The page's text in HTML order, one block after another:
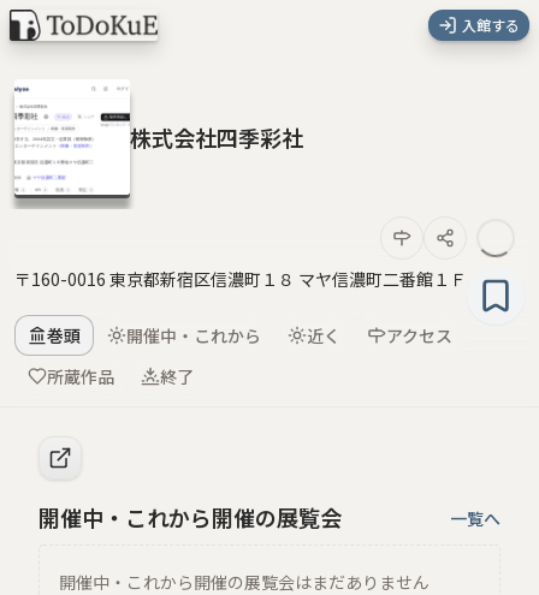
入館する
株式会社四季彩社
〒160-0016 東京都新宿区信濃町１８ マヤ信濃町二番館１Ｆ
巻頭 開催中・これから 近く
アクセス
所蔵作品
終了
開催中・これから開催の展覧会 一覧へ
開催中・これから開催の展覧会はまだありません